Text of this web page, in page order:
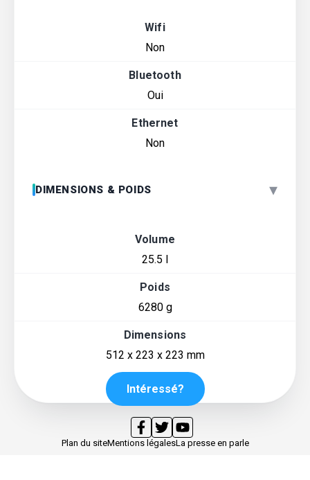
Wifi
Non
Bluetooth
Oui
Ethernet
Non
DIMENSIONS & POIDS ▾
Volume
25.5 l
Poids
6280 g
Dimensions
512 x 223 x 223 mm
Intéressé?
Plan du siteMentions légalesLa presse en parle